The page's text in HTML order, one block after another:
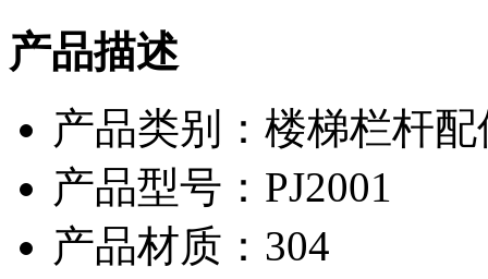
产品描述
产品类别：楼梯栏杆
产品型号：PJ2001
产品材质：304